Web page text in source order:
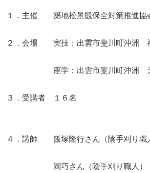
１．主催 築地松景観保全対策推進協
２．会場 実技：出雲市斐川町沖洲
座学：出雲市斐川町沖洲 天
３．受講者 １６名
４．講師 飯塚隆行さん（陰手刈り
岡巧さん（陰手刈り職人）